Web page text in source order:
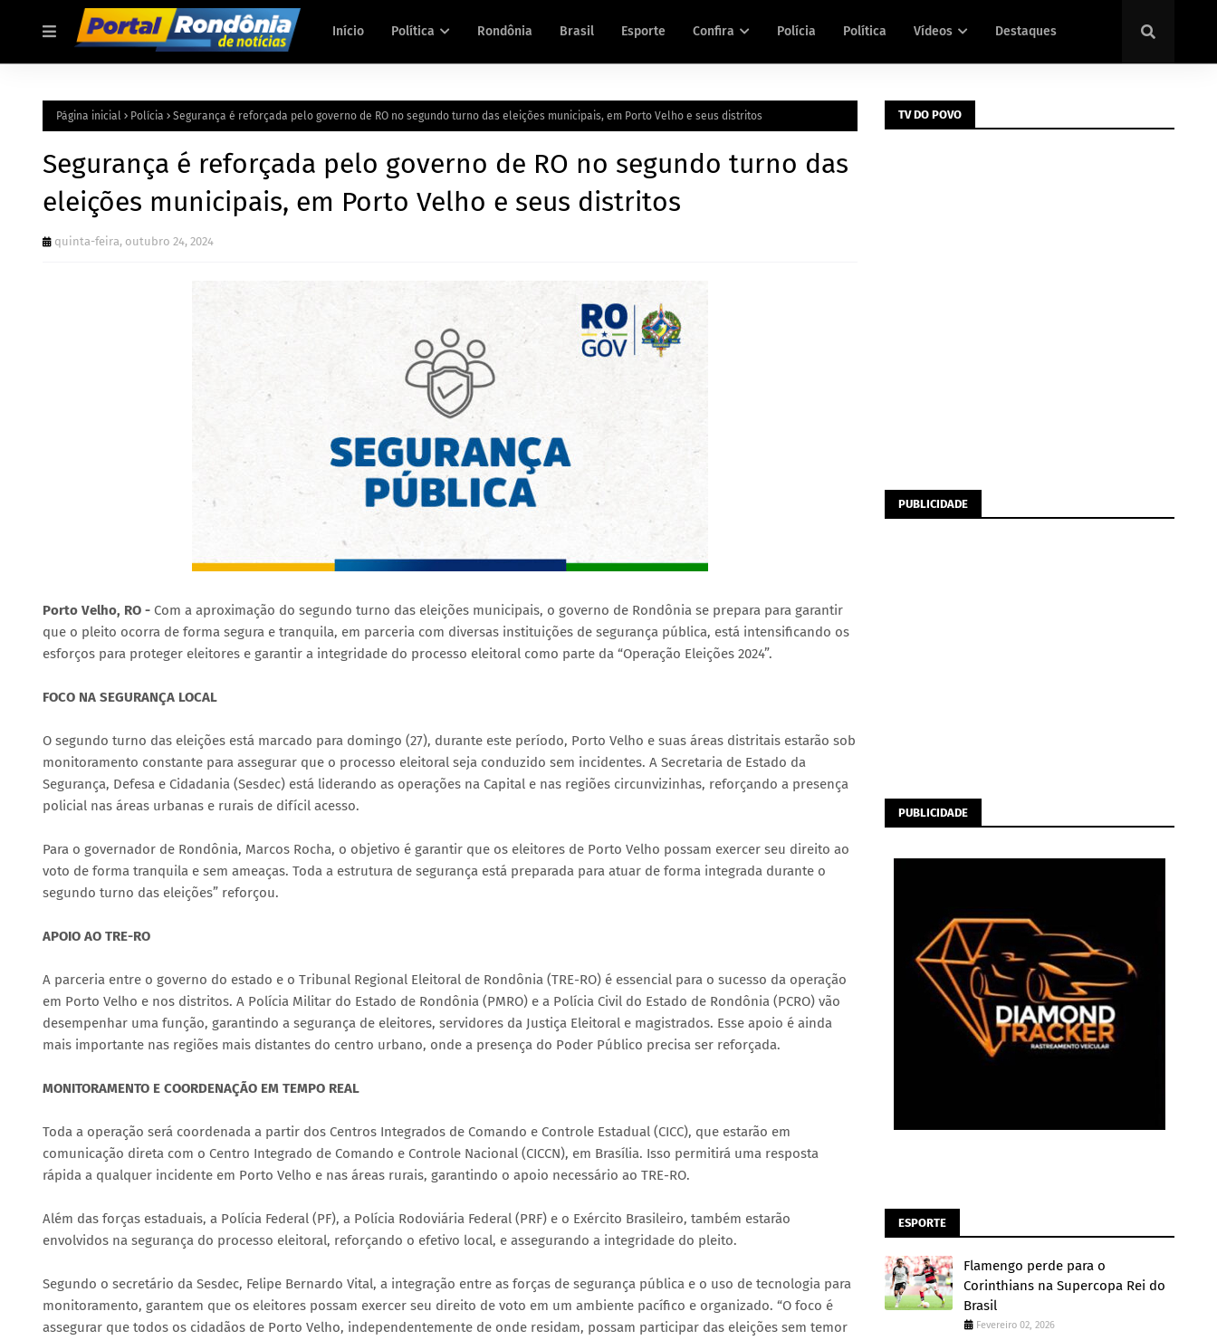
Início Política Rondônia Brasil Esporte Confira Polícia Política Vídeos Destaques
Página inicial Polícia Segurança é reforçada pelo governo de RO no segundo turno das eleições municipais, em Porto Velho e seus distritos
Segurança é reforçada pelo governo de RO no segundo turno das
eleições municipais, em Porto Velho e seus distritos
quinta-feira, outubro 24, 2024
Porto Velho, RO - Com a aproximação do segundo turno das eleições municipais, o governo de Rondônia se prepara para garantir
que o pleito ocorra de forma segura e tranquila, em parceria com diversas instituições de segurança pública, está intensificando os
esforços para proteger eleitores e garantir a integridade do processo eleitoral como parte da “Operação Eleições 2024”.
FOCO NA SEGURANÇA LOCAL
O segundo turno das eleições está marcado para domingo (27), durante este período, Porto Velho e suas áreas distritais estarão sob
monitoramento constante para assegurar que o processo eleitoral seja conduzido sem incidentes. A Secretaria de Estado da
Segurança, Defesa e Cidadania (Sesdec) está liderando as operações na Capital e nas regiões circunvizinhas, reforçando a presença
policial nas áreas urbanas e rurais de difícil acesso.
Para o governador de Rondônia, Marcos Rocha, o objetivo é garantir que os eleitores de Porto Velho possam exercer seu direito ao
voto de forma tranquila e sem ameaças. Toda a estrutura de segurança está preparada para atuar de forma integrada durante o
segundo turno das eleições” reforçou.
APOIO AO TRE-RO
A parceria entre o governo do estado e o Tribunal Regional Eleitoral de Rondônia (TRE-RO) é essencial para o sucesso da operação
em Porto Velho e nos distritos. A Polícia Militar do Estado de Rondônia (PMRO) e a Polícia Civil do Estado de Rondônia (PCRO) vão
desempenhar uma função, garantindo a segurança de eleitores, servidores da Justiça Eleitoral e magistrados. Esse apoio é ainda
mais importante nas regiões mais distantes do centro urbano, onde a presença do Poder Público precisa ser reforçada.
MONITORAMENTO E COORDENAÇÃO EM TEMPO REAL
Toda a operação será coordenada a partir dos Centros Integrados de Comando e Controle Estadual (CICC), que estarão em
comunicação direta com o Centro Integrado de Comando e Controle Nacional (CICCN), em Brasília. Isso permitirá uma resposta
rápida a qualquer incidente em Porto Velho e nas áreas rurais, garantindo o apoio necessário ao TRE-RO.
Além das forças estaduais, a Polícia Federal (PF), a Polícia Rodoviária Federal (PRF) e o Exército Brasileiro, também estarão
envolvidos na segurança do processo eleitoral, reforçando o efetivo local, e assegurando a integridade do pleito.
Segundo o secretário da Sesdec, Felipe Bernardo Vital, a integração entre as forças de segurança pública e o uso de tecnologia para
monitoramento, garantem que os eleitores possam exercer seu direito de voto em um ambiente pacífico e organizado. “O foco é
assegurar que todos os cidadãos de Porto Velho, independentemente de onde residam, possam participar das eleições sem temor
TV DO POVO
PUBLICIDADE
PUBLICIDADE
ESPORTE
Flamengo perde para o
Corinthians na Supercopa Rei do
Brasil
Fevereiro 02, 2026